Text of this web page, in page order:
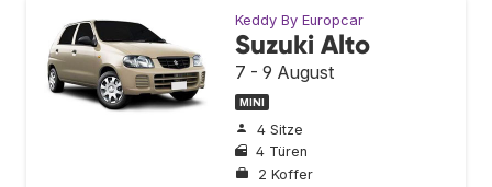
Keddy By Europcar
Suzuki Alto
7 - 9 August
MINI
4 Sitze
4 Türen
2 Koffer